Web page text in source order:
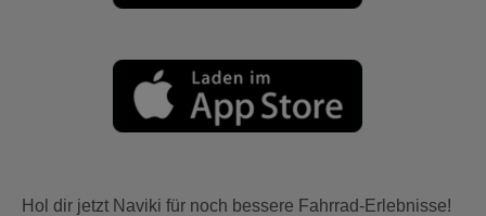
Hol dir jetzt Naviki für noch bessere Fahrrad-Erlebnisse!